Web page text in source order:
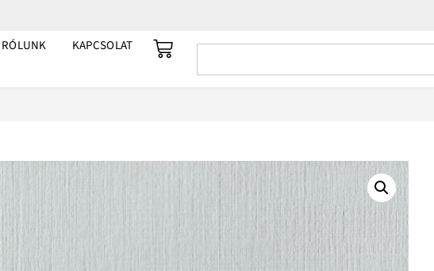
RÓLUNK KAPCSOLAT